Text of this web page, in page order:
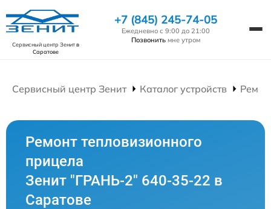
Сервисный центр Зенитв
Саратове
+7 (845) 245-74-05
Ежедневно с 9:00 до 21:00
Позвонить мне утром
Сервисный центр Зенит Каталог устройств
Ремонт тепловизионного
прицела
Зенит "ГРАНЬ-2" 640-35-22 в
Саратове